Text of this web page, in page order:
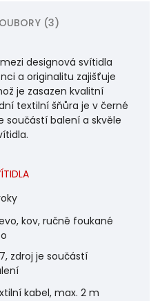
(3)
designová svítidla
a originalitu zajišťuje
je zasazen kvalitní
textilní šňůra je v černé
součástí balení a skvěle
kov, ručně foukané
zdroj je součástí
kabel, max. 2 m